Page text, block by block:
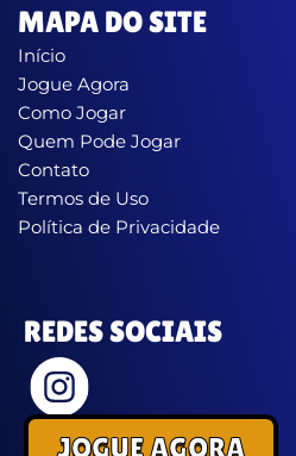
MAPA DO SITE
Início
Jogue Agora
Como Jogar
Quem Pode Jogar
Contato
Termos de Uso
Política de Privacidade
REDES SOCIAIS
JOGUE AGORA